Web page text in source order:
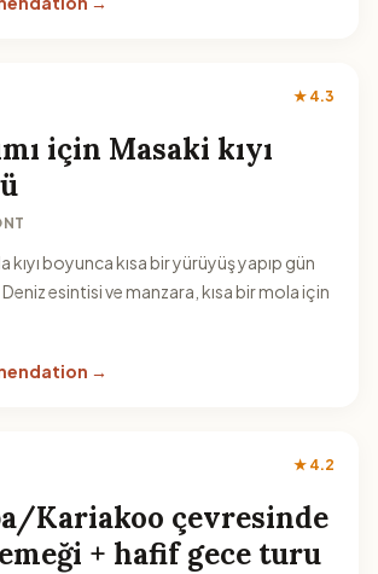
★ 4.3
için Masaki kıyı
kıyı boyunca kısa bir yürüyüş yapıp gün
Deniz esintisi ve manzara, kısa bir mola için
→
★ 4.2
Kariakoo çevresinde
+ hafif gece turu